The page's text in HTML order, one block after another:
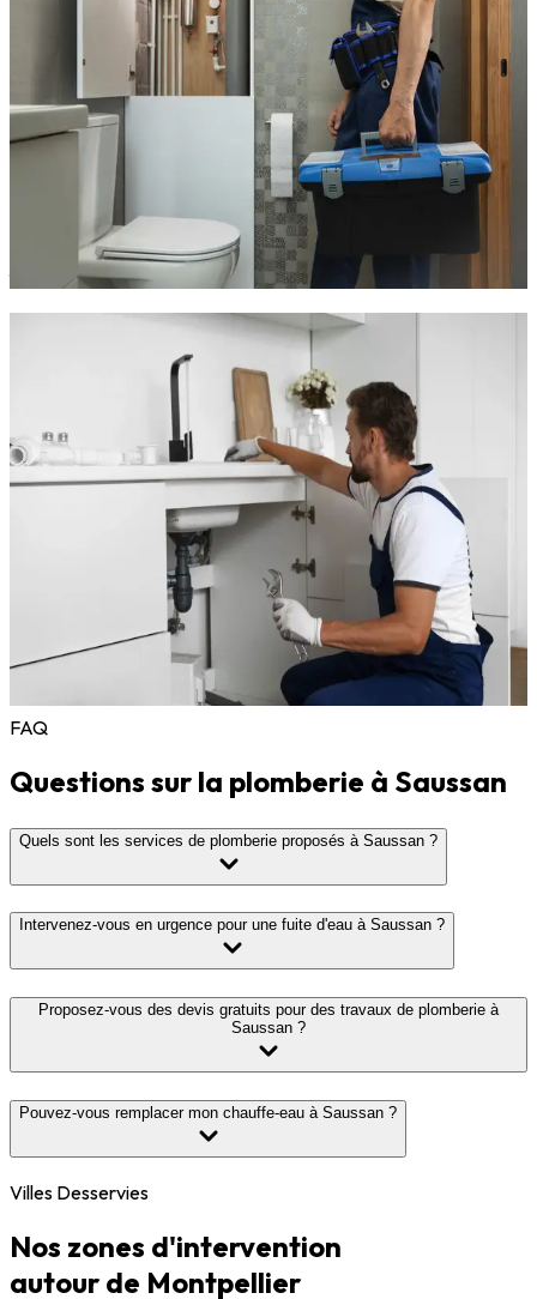
Vous rénovez un bien ou réalisez une extension à Saussan ?
Nous créons ou modernisons tout votre réseau de plomberie :
Pose de nouveaux tuyaux et remplacement des anciens
Création de circuits d'alimentation ou d'évacuation
Installation de pompes de relevage ou systèmes
d'épuration
Gestion des eaux usées et drainage extérieur
Chaque chantier est mené avec rigueur et respect des normes.
Nous vous accompagnons de A à Z
pour une installation
fiable, pérenne et discrète.
Pourquoi faire appel à TCS Plomberie
Thermo Clim Sanitaire Plomberie
choisir un artisan local fiable à Saussan, reconnu pour son
professionnalisme et sa disponibilité.
Nous nous engageons sur :
La réactivité– intervention possible dans la journée
La transparence
– devis clair, pas de frais cachés
– matériel pro, finitions propres, délais
Nos clients à Saussan nous recommandent pour notre sérieux,
notre ponctualité et notre accompagnement de bout en bout.
FAQ
Questions sur la plomberie à Saussan
Quels sont les services de plomberie proposés à Saussan ?
Intervenez-vous en urgence pour une fuite d'eau à Saussan ?
Proposez-vous des devis gratuits pour des travaux de plomberie à
Saussan ?
Pouvez-vous remplacer mon chauffe-eau à Saussan ?
Villes Desservies
Nos zones d'intervention
autour de Montpellier